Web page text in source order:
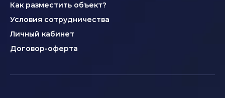
Как разместить объект?
Условия сотрудничества
Личный кабинет
Договор-оферта